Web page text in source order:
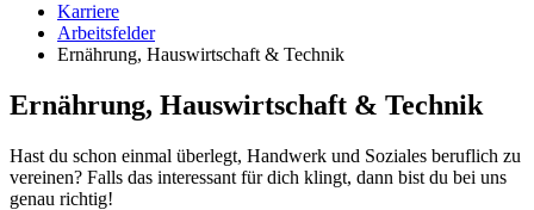
Karriere
Arbeitsfelder
Ernährung, Hauswirtschaft & Technik
Ernährung, Hauswirtschaft & Technik
Hast du schon einmal überlegt, Handwerk und Soziales beruflich zu
vereinen? Falls das interessant für dich klingt, dann bist du bei uns
genau richtig!